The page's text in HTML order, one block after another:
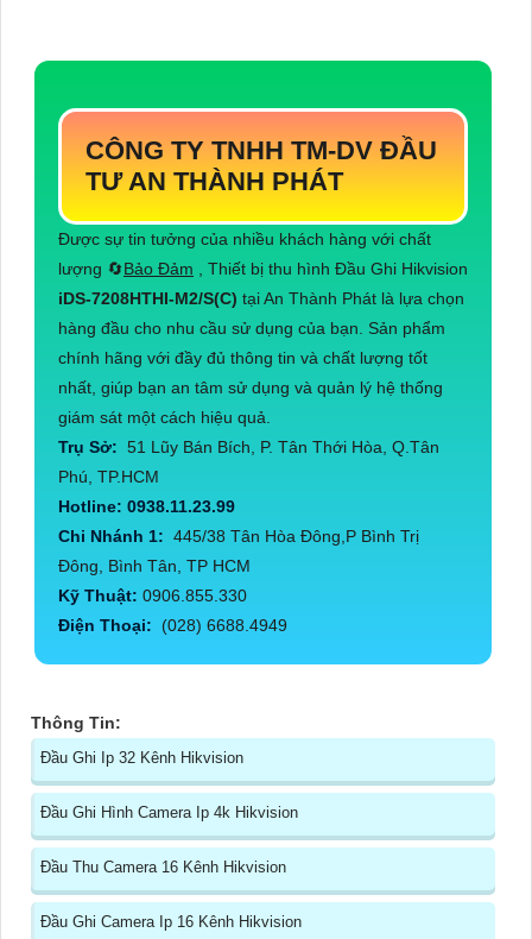
CÔNG TY TNHH TM-DV ĐẦU
TƯ AN THÀNH PHÁT
Được sự tin tưởng của nhiều khách hàng với chất
lượng 🔄Bảo Đảm , Thiết bị thu hình Đầu Ghi Hikvision
iDS-7208HTHI-M2/S(C) tại An Thành Phát là lựa chọn
hàng đầu cho nhu cầu sử dụng của bạn. Sản phẩm
chính hãng với đầy đủ thông tin và chất lượng tốt
nhất, giúp bạn an tâm sử dụng và quản lý hệ thống
giám sát một cách hiệu quả.
Trụ Sở: 51 Lũy Bán Bích, P. Tân Thới Hòa, Q.Tân
Phú, TP.HCM
Hotline: 0938.11.23.99
Chi Nhánh 1: 445/38 Tân Hòa Đông,P Bình Trị
Đông, Bình Tân, TP HCM
Kỹ Thuật: 0906.855.330
Điện Thoại: (028) 6688.4949
Thông Tin:
Đầu Ghi Ip 32 Kênh Hikvision
Đầu Ghi Hình Camera Ip 4k Hikvision
Đầu Thu Camera 16 Kênh Hikvision
Đầu Ghi Camera Ip 16 Kênh Hikvision